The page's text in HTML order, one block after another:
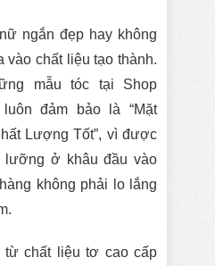
ngắn đẹp hay không
vào chất liệu tạo thành.
mẫu tóc tại Shop
luôn đảm bảo là “Mặt
Lượng Tốt”, vì được
lưỡng ở khâu đầu vào
không phải lo lắng
từ chất liệu tơ cao cấp